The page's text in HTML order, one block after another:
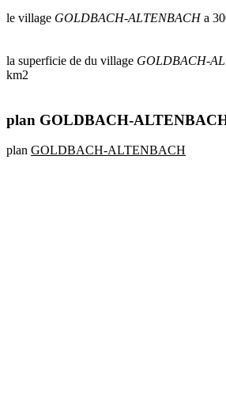
le village GOLDBACH-ALTENBACHa
la superficie de du village GOLDBACH-
km2
plan GOLDBACH-
plan GOLDBACH-ALTENBACH